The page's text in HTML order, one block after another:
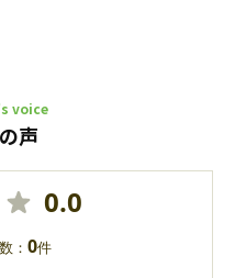
voice
声
0.0
： 0件